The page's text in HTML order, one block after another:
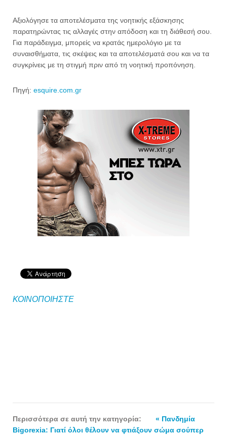
Αξιολόγησε τα αποτελέσματα της νοητικής εξάσκησης
παρατηρώντας τις αλλαγές στην απόδοση και τη διάθεσή σου.
Για παράδειγμα, μπορείς να κρατάς ημερολόγιο με τα
συναισθήματα, τις σκέψεις και τα αποτελέσματά σου και να τα
συγκρίνεις με τη στιγμή πριν από τη νοητική προπόνηση.
Πηγή: esquire.com.gr
ΚΟΙΝΟΠΟΙΗΣΤΕ
Περισσότερα σε αυτή την κατηγορία:
« Πανδημία
Bigorexia: Γιατί όλοι θέλουν να φτιάξουν σώμα σούπερ